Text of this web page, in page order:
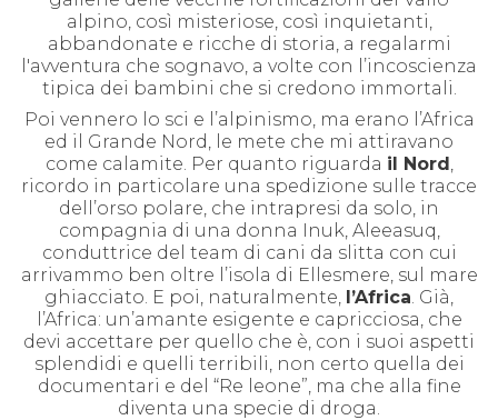
alpino, così misteriose, così inquietanti,
abbandonate e ricche di storia, a regalarmi
l'avventura che sognavo, a volte con l’incoscienza
tipica dei bambini che si credono immortali.
Poi vennero lo sci e l’alpinismo, ma erano l’Africa
ed il Grande Nord, le mete che mi attiravano
come calamite. Per quanto riguarda il Nord
ricordo in particolare una spedizione sulle tracce
dell’orso polare, che intrapresi da solo, in
compagnia di una donna Inuk, Aleeasuq,
conduttrice del team di cani da slitta con cui
arrivammo ben oltre l’isola di Ellesmere, sul mare
ghiacciato. E poi, naturalmente, l’Africa . Già,
l’Africa: un’amante esigente e capricciosa, che
devi accettare per quello che è, con i suoi aspetti
splendidi e quelli terribili, non certo quella dei
documentari e del “Re leone”, ma che alla fine
diventa una specie di droga.